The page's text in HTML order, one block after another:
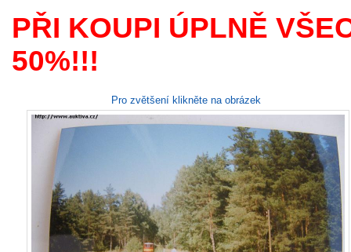
PŘI KOUPI ÚPLNĚ
50%!!!
Pro zvětšení klikněte na obrázek